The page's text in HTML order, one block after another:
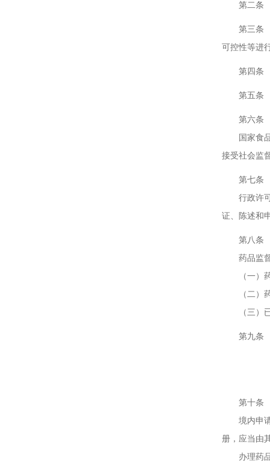
第二条 在
第三条 药
可控性等进
第四条 国
第五条 国
第六条 药
国家食品
接受社会监
第七条 在
行政许可
证、陈述和
第八条 药
药品监督
（一）药
（二）药
（三）已
第九条 药
第十条 药
境内申请
册，应当由
办理药品